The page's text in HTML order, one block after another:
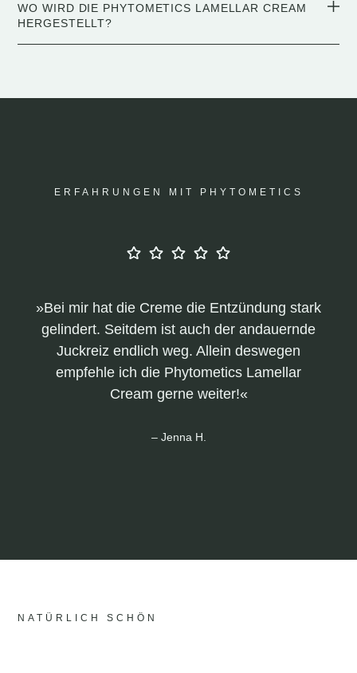
WO WIRD DIE PHYTOMETICS LAMELLAR CREAM
HERGESTELLT?
ERFAHRUNGEN MIT PHYTOMETICS
»Bei mir hat die Creme die Entzündung stark
gelindert. Seitdem ist auch der andauernde
Juckreiz endlich weg. Allein deswegen
empfehle ich die Phytometics Lamellar
Cream gerne weiter!«
– Jenna H.
NATÜRLICH SCHÖN